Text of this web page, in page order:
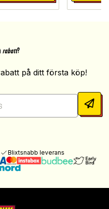
rabatt?
på ditt första köp!
Blixtsnabb leverans